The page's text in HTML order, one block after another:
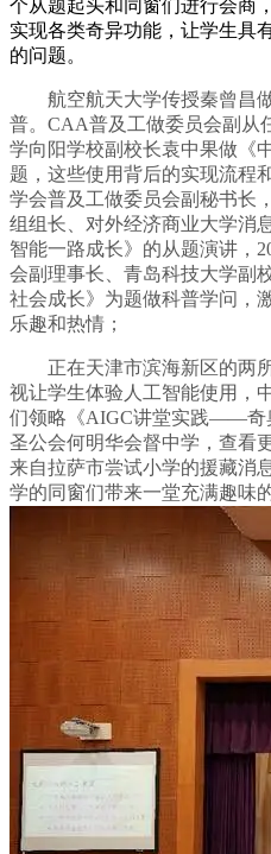
个从题起头和同窗们进行会商
实现各类奇异功能，让学生具
的问题。
航空航天大学传授秦曾昌做
普。CAA普及工做委员会副从
学向阳学校副校长袁中果做《
题，这些使用背后的实现流程
学会普及工做委员会副秘书长
组组长、对外经济商业大学消
智能一路成长》的从题演讲，
会副理事长、青岛科技大学副
社会成长》为题做科普学问，
乐趣和热情；
正在天津市滨海新区的两所
视让学生体验人工智能使用，
们领略《AIGC讲堂实践——奇
圣公会何明华会督中学，查看
来自拉萨市尝试小学的援藏消
学的同窗们带来一堂充满趣味